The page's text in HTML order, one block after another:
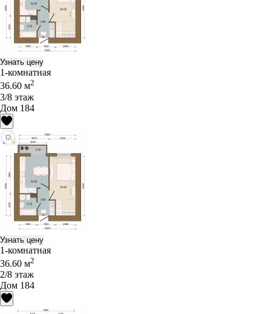
Узнать цену
1-комнатная
36.60 м2
3/8 этаж
Дом 184
Узнать цену
1-комнатная
36.60 м2
2/8 этаж
Дом 184